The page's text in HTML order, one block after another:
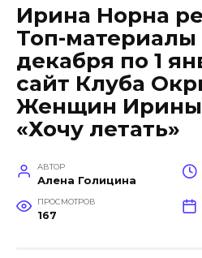
Ирина Норна
Топ-материалы
декабря по 1
сайт Клуба
Женщин
«Хочу летать»
АВТОР
Алена Голицина
ПРОСМОТРОВ
167